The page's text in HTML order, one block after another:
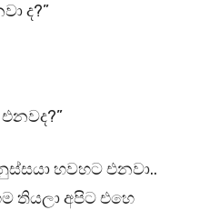
ද?”
හවහට එනවා..
තියලා අපිට එහෙ